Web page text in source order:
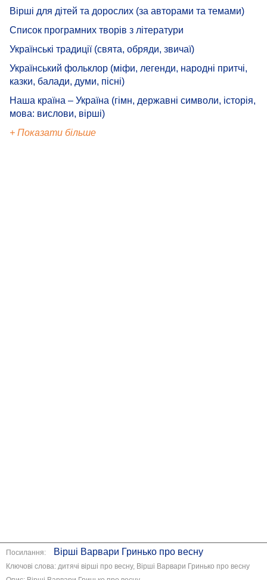
Вірші для дітей та дорослих (за авторами та темами)
Список програмних творів з літератури
Українські традиції (свята, обряди, звичаї)
Український фольклор (міфи, легенди, народні притчі,
казки, балади, думи, пісні)
Наша країна – Україна (гімн, державні символи, історія,
мова: вислови, вірші)
+ Показати більше
Посилання: Вірші Варвари Гринько про весну
Ключові слова: дитячі вірші про весну, Вірші Варвари Гринько про весну